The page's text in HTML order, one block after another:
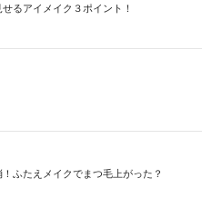
るアイメイク３ポイント！
ふたえメイクでまつ毛上がった？